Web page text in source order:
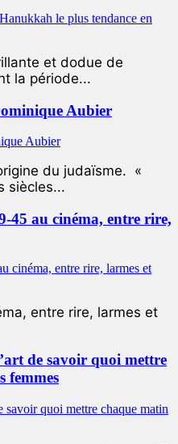
et dodue de
la période...
Aubier
du judaïsme. «
siècles...
45 au cinéma, entre rire,
entre rire, larmes et
de savoir quoi mettre
femmes